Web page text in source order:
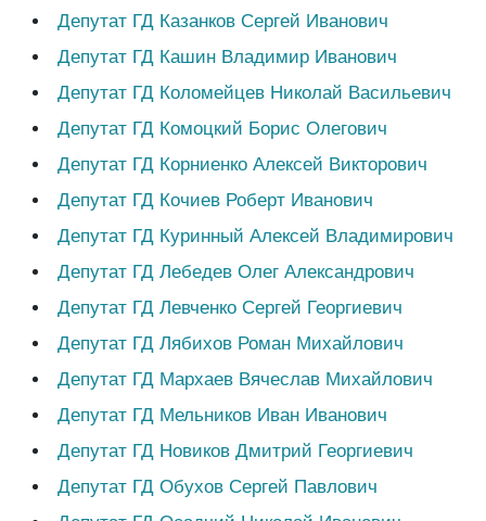
Депутат ГД Казанков Сергей Иванович
Депутат ГД Кашин Владимир Иванович
Депутат ГД Коломейцев Николай Васильевич
Депутат ГД Комоцкий Борис Олегович
Депутат ГД Корниенко Алексей Викторович
Депутат ГД Кочиев Роберт Иванович
Депутат ГД Куринный Алексей Владимирович
Депутат ГД Лебедев Олег Александрович
Депутат ГД Левченко Сергей Георгиевич
Депутат ГД Лябихов Роман Михайлович
Депутат ГД Мархаев Вячеслав Михайлович
Депутат ГД Мельников Иван Иванович
Депутат ГД Новиков Дмитрий Георгиевич
Депутат ГД Обухов Сергей Павлович